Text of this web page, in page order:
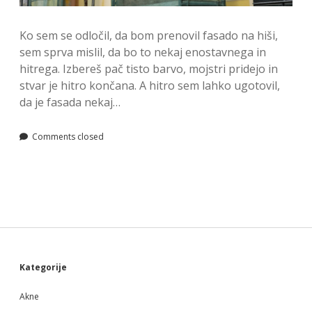
Ko sem se odločil, da bom prenovil fasado na hiši,
sem sprva mislil, da bo to nekaj enostavnega in
hitrega. Izbereš pač tisto barvo, mojstri pridejo in
stvar je hitro končana. A hitro sem lahko ugotovil,
da je fasada nekaj…
Comments closed
Sidebar
Kategorije
Akne